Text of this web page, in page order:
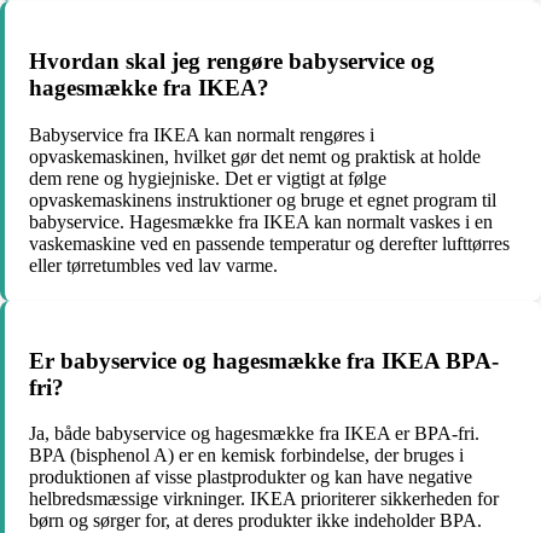
Hvordan skal jeg rengøre babyservice og
hagesmække fra IKEA?
Babyservice fra IKEA kan normalt rengøres i
opvaskemaskinen, hvilket gør det nemt og praktisk at holde
dem rene og hygiejniske. Det er vigtigt at følge
opvaskemaskinens instruktioner og bruge et egnet program til
babyservice. Hagesmække fra IKEA kan normalt vaskes i en
vaskemaskine ved en passende temperatur og derefter lufttørres
eller tørretumbles ved lav varme.
Er babyservice og hagesmække fra IKEA BPA-
fri?
Ja, både babyservice og hagesmække fra IKEA er BPA-fri.
BPA (bisphenol A) er en kemisk forbindelse, der bruges i
produktionen af visse plastprodukter og kan have negative
helbredsmæssige virkninger. IKEA prioriterer sikkerheden for
børn og sørger for, at deres produkter ikke indeholder BPA.